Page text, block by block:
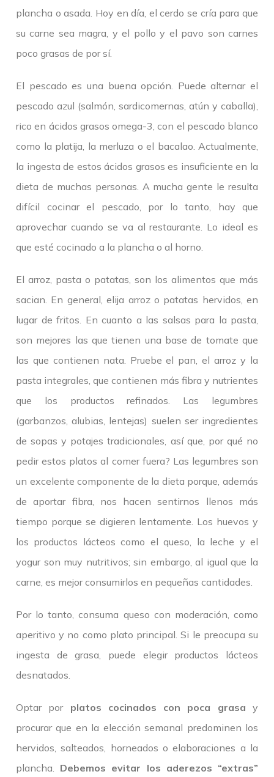
plancha o asada. Hoy en día, el cerdo se cría para que
su carne sea magra, y el pollo y el pavo son carnes
poco grasas de por sí.
El pescado es una buena opción. Puede alternar el
pescado azul (salmón, sardicomernas, atún y caballa),
rico en ácidos grasos omega-3, con el pescado blanco
como la platija, la merluza o el bacalao. Actualmente,
la ingesta de estos ácidos grasos es insuficiente en la
dieta de muchas personas. A mucha gente le resulta
difícil cocinar el pescado, por lo tanto, hay que
aprovechar cuando se va al restaurante. Lo ideal es
que esté cocinado a la plancha o al horno.
El arroz, pasta o patatas, son los alimentos que más
sacian. En general, elija arroz o patatas hervidos, en
lugar de fritos. En cuanto a las salsas para la pasta,
son mejores las que tienen una base de tomate que
las que contienen nata. Pruebe el pan, el arroz y la
pasta integrales, que contienen más fibra y nutrientes
que los productos refinados. Las legumbres
(garbanzos, alubias, lentejas) suelen ser ingredientes
de sopas y potajes tradicionales, así que, por qué no
pedir estos platos al comer fuera? Las legumbres son
un excelente componente de la dieta porque, además
de aportar fibra, nos hacen sentirnos llenos más
tiempo porque se digieren lentamente. Los huevos y
los productos lácteos como el queso, la leche y el
yogur son muy nutritivos; sin embargo, al igual que la
carne, es mejor consumirlos en pequeñas cantidades.
Por lo tanto, consuma queso con moderación, como
aperitivo y no como plato principal. Si le preocupa su
ingesta de grasa, puede elegir productos lácteos
desnatados.
Optar por platos cocinados con poca grasa y
procurar que en la elección semanal predominen los
hervidos, salteados, horneados o elaboraciones a la
plancha. Debemos evitar los aderezos “extras”